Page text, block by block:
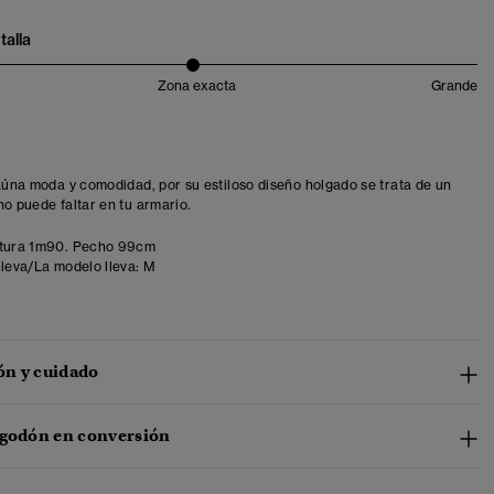
Zona exacta Grande
moda y comodidad, por su estiloso diseño holgado se trata de un
puede faltar en tu armario.
1m90. Pecho 99cm
La modelo lleva: M
y cuidado
en conversión